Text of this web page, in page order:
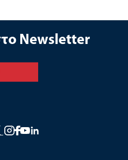
Newsletter